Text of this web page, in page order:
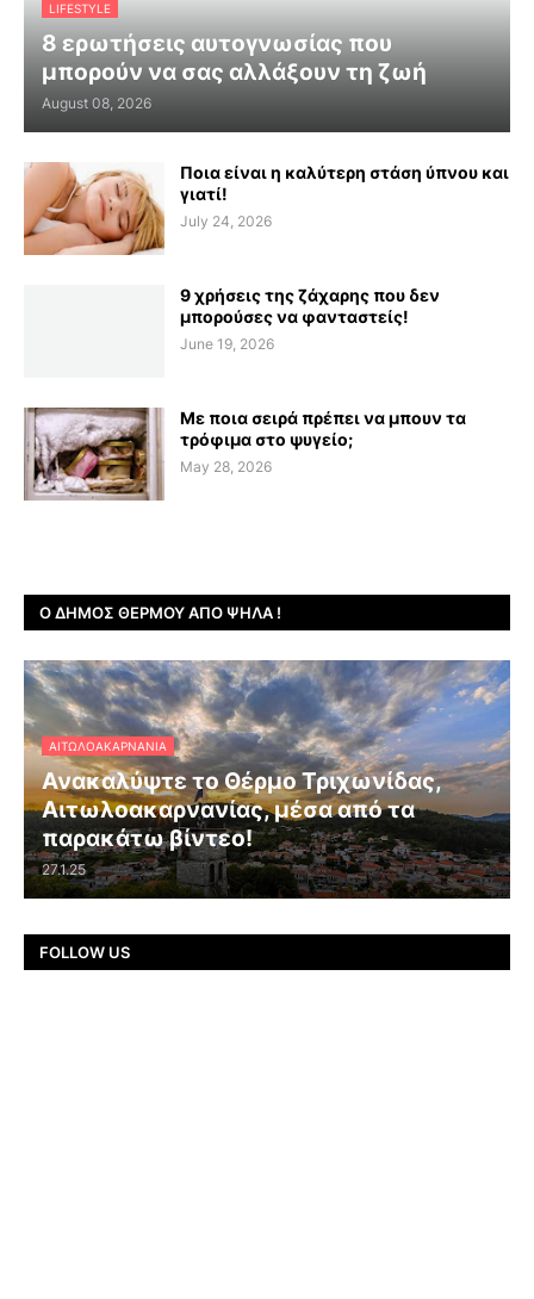
LIFESTYLE
8 ερωτήσεις αυτογνωσίας που
μπορούν να σας αλλάξουν τη ζωή
August 08, 2026
Ποια είναι η καλύτερη στάση ύπνου και
γιατί!
July 24, 2026
9 χρήσεις της ζάχαρης που δεν
μπορούσες να φανταστείς!
June 19, 2026
Με ποια σειρά πρέπει να μπουν τα
τρόφιμα στο ψυγείο;
May 28, 2026
Ο ΔΉΜΟΣ ΘΈΡΜΟΥ ΑΠΌ ΨΗΛΆ !
ΑΙΤΩΛΟΑΚΑΡΝΑΝΊΑ
Ανακαλύψτε το Θέρμο Τριχωνίδας,
Αιτωλοακαρνανίας, μέσα από τα
παρακάτω βίντεο!
27.1.25
FOLLOW US